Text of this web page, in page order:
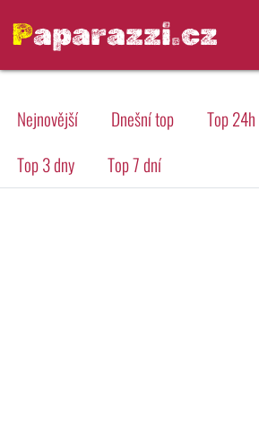
Paparazzi.cz
Nejnovější Dnešní top Top 24h
Top 3 dny
Top 7 dní